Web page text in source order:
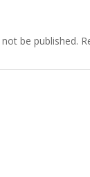
be published.